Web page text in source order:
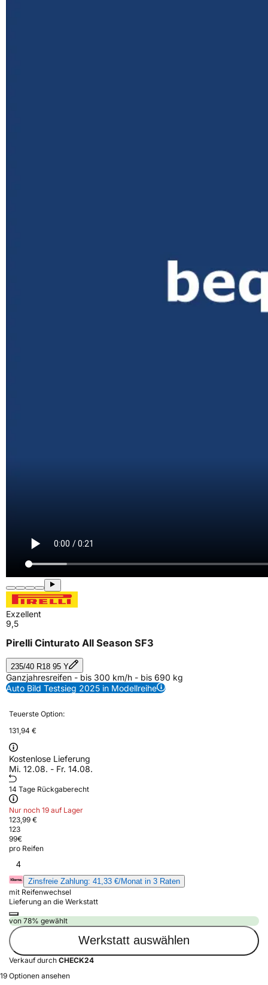
Exzellent
9,5
Pirelli Cinturato All Season SF3
235/40 R18 95 Y
Ganzjahresreifen - bis 300 km/h - bis 690 kg
Auto Bild Testsieg 2025 in Modellreihe
Teuerste Option:
131,94 €
Kostenlose Lieferung
Mi. 12.08. - Fr. 14.08.
14 Tage Rückgaberecht
Nur noch 19 auf Lager
123,99 €
123
99€
pro Reifen
4
Zinsfreie Zahlung: 41,33 €/Monat in 3 Raten
mit Reifenwechsel
Lieferung an die Werkstatt
von 78% gewählt
Werkstatt auswählen
Verkauf durch CHECK24
19 Optionen ansehen